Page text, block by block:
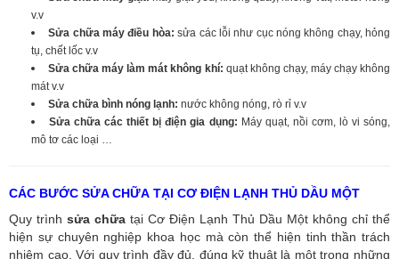
v.v
Sửa chữa máy điều hòa: sửa các lỗi như cục nóng không chạy, hỏng
tụ, chết lốc v.v
Sửa chữa máy làm mát không khí: quạt không chạy, máy chạy không
mát v.v
Sửa chữa bình nóng lạnh: nước không nóng, rò rỉ v.v
Sửa chữa các thiết bị điện gia dụng: Máy quạt, nồi cơm, lò vi sóng,
mô tơ các loại …
CÁC BƯỚC SỬA CHỮA TẠI CƠ ĐIỆN LẠNH THỦ DẦU MỘT
Quy trình sửa chữa tại Cơ Điện Lạnh Thủ Dầu Một không chỉ thể
hiện sự chuyên nghiệp khoa học mà còn thể hiện tinh thần trách
nhiệm cao. Với quy trình đầy đủ, đúng kỹ thuật là một trong những